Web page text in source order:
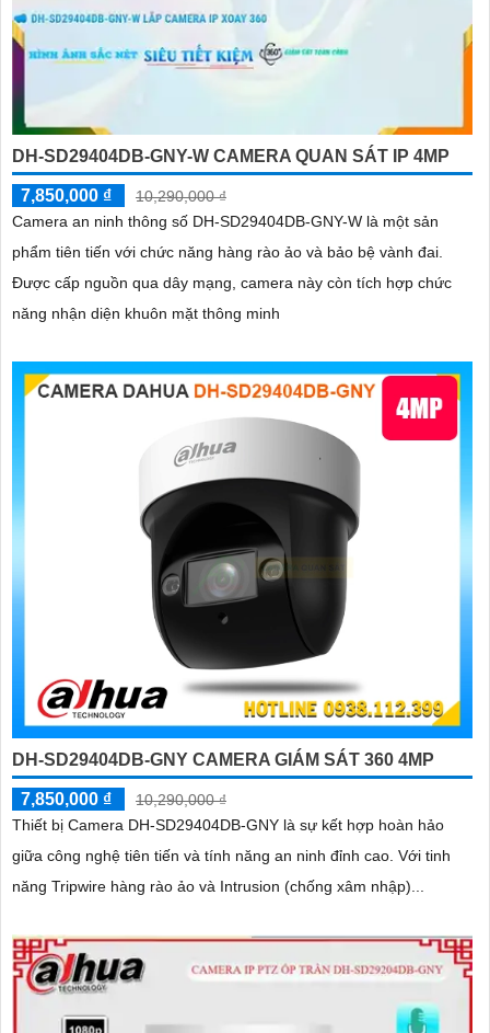
DH-SD29404DB-GNY-W CAMERA QUAN SÁT IP 4MP
7,850,000 ₫
10,290,000 ₫
Camera an ninh thông số DH-SD29404DB-GNY-W là một sản
phẩm tiên tiến với chức năng hàng rào ảo và bảo bệ vành đai.
Được cấp nguồn qua dây mạng, camera này còn tích hợp chức
năng nhận diện khuôn mặt thông minh
DH-SD29404DB-GNY CAMERA GIÁM SÁT 360 4MP
7,850,000 ₫
10,290,000 ₫
Thiết bị Camera DH-SD29404DB-GNY là sự kết hợp hoàn hảo
giữa công nghệ tiên tiến và tính năng an ninh đỉnh cao. Với tinh
năng Tripwire hàng rào ảo và Intrusion (chống xâm nhập)...